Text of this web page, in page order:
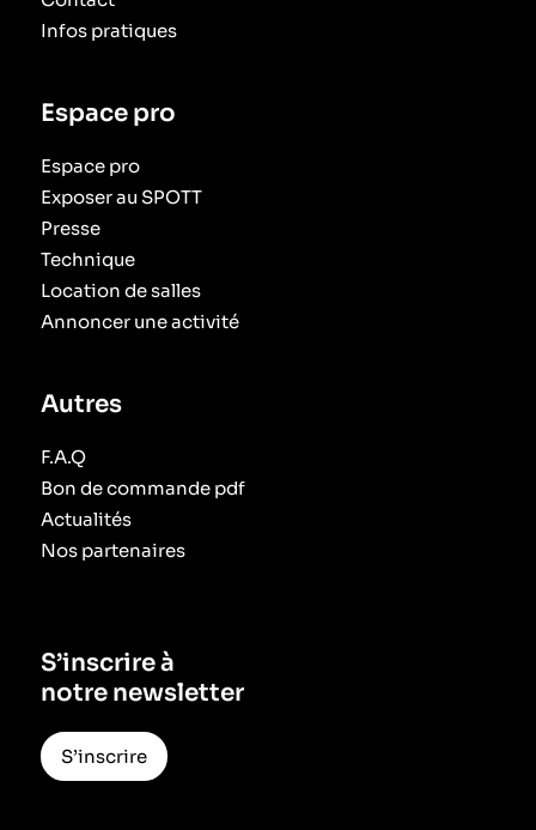
Infos pratiques
Espace pro
Espace pro
Exposer au SPOTT
Presse
Technique
Location de salles
Annoncer une activité
Autres
F.A.Q
Bon de commande pdf
Actualités
Nos partenaires
S’inscrire à
notre newsletter
S’inscrire